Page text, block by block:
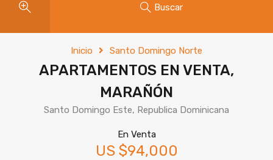
Buscar
Inicio Santo Domingo Norte
APARTAMENTOS EN VENTA,
MARAÑÓN
Santo Domingo Este, Republica Dominicana
En Venta
US $94,000